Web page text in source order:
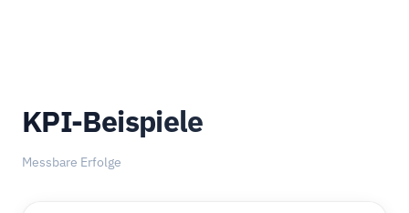
KPI-Beispiele
Messbare Erfolge